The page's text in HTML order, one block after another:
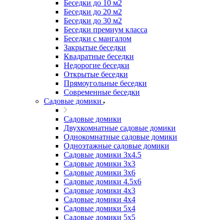
Беседки до 10 м2
Беседки до 20 м2
Беседки до 30 м2
Беседки премиум класса
Беседки с мангалом
Закрытые беседки
Квадратные беседки
Недорогие беседки
Открытые беседки
Прямоугольные беседки
Современные беседки
Садовые домики
Садовые домики
Двухкомнатные садовые домики
Однокомнатные садовые домики
Одноэтажные садовые домики
Садовые домики 3x4.5
Садовые домики 3х3
Садовые домики 3х6
Садовые домики 4.5x6
Садовые домики 4x3
Садовые домики 4x4
Садовые домики 5х4
Садовые домики 5х5